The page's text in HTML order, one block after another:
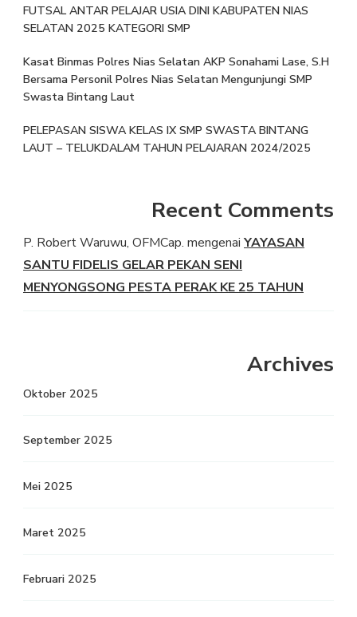
FUTSAL ANTAR PELAJAR USIA DINI KABUPATEN NIAS
SELATAN 2025 KATEGORI SMP
Kasat Binmas Polres Nias Selatan AKP Sonahami Lase, S.H
Bersama Personil Polres Nias Selatan Mengunjungi SMP
Swasta Bintang Laut
PELEPASAN SISWA KELAS IX SMP SWASTA BINTANG
LAUT – TELUKDALAM TAHUN PELAJARAN 2024/2025
Recent Comments
P. Robert Waruwu, OFMCap. mengenai YAYASAN
SANTU FIDELIS GELAR PEKAN SENI
MENYONGSONG PESTA PERAK KE 25 TAHUN
Archives
Oktober 2025
September 2025
Mei 2025
Maret 2025
Februari 2025